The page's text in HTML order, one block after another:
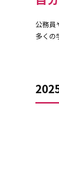
公務員
多くの